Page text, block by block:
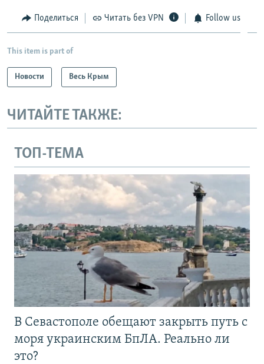
Поделиться Читать без VPN Follow us
This item is part of
Новости Весь Крым
ЧИТАЙТЕ ТАКЖЕ:
ТОП-ТЕМА
В Севастополе обещают закрыть путь с
моря украинским БпЛА. Реально ли
это?